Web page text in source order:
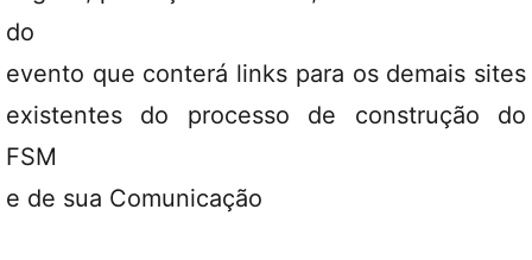
do
evento que conterá links para os demais sites
existentes do processo de construção do
FSM
e de sua Comunicação